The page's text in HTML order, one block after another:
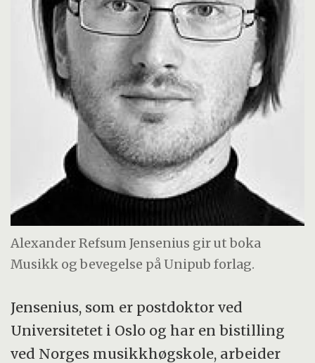
Alexander Refsum Jensenius gir ut boka
Musikk og bevegelse på Unipub forlag.
Jensenius, som er postdoktor ved
Universitetet i Oslo og har en bistilling
ved Norges musikkhøgskole, arbeider